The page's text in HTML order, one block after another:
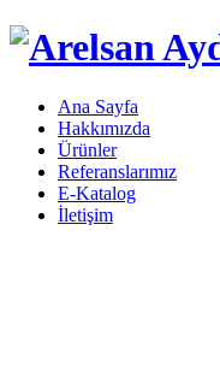
Ana Sayfa
Hakkımızda
Ürünler
Referanslarımız
E-Katalog
İletişim